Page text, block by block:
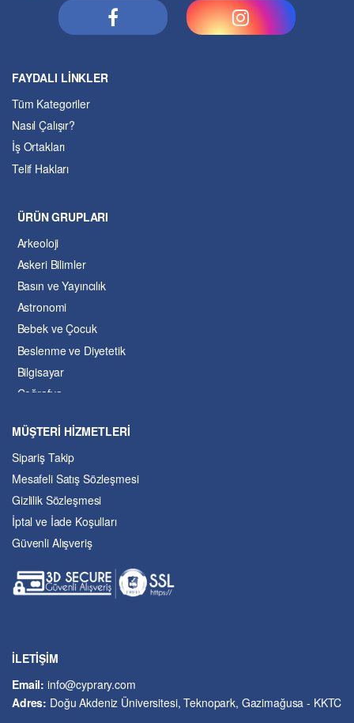
FAYDALI LİNKLER
Tüm Kategoriler
Nasıl Çalışır?
İş Ortakları
Telif Hakları
ÜRÜN GRUPLARI
Arkeoloji
Askeri Bilimler
Basın ve Yayıncılık
Astronomi
Bebek ve Çocuk
Beslenme ve Diyetetik
Bilgisayar
Coğrafya
Dil ve Edebiyat
Eğitim
Ekonomi ve Finans
Enerji
Felsefe
Fen Bilimleri
Güzel Sanatlar
İşletme ve Yönetim
Kriminoloji ve Güvenlik
MÜŞTERİ HİZMETLERİ
Sipariş Takip
Mesafeli Satış Sözleşmesi
Gizlilik Sözleşmesi
İptal ve İade Koşulları
Güvenli Alışveriş
İLETİŞİM
Email:info@cyprary.com
Adres: Doğu Akdeniz Üniversitesi, Teknopark, Gazimağusa - KKTC